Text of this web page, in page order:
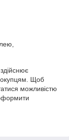
Щоб
можливістю